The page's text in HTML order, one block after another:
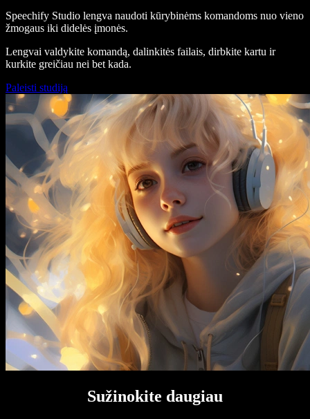
Speechify Studio lengva naudoti kūrybinėms komandoms nuo vieno
žmogaus iki didelės įmonės.
Lengvai valdykite komandą, dalinkitės failais, dirbkite kartu ir
kurkite greičiau nei bet kada.
Paleisti studiją
Sužinokite daugiau